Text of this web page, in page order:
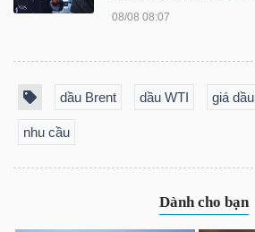
08/08 08:07
dầu Brent dầu WTI giá dầu
nhu cầu
CÔNG
TIÊU